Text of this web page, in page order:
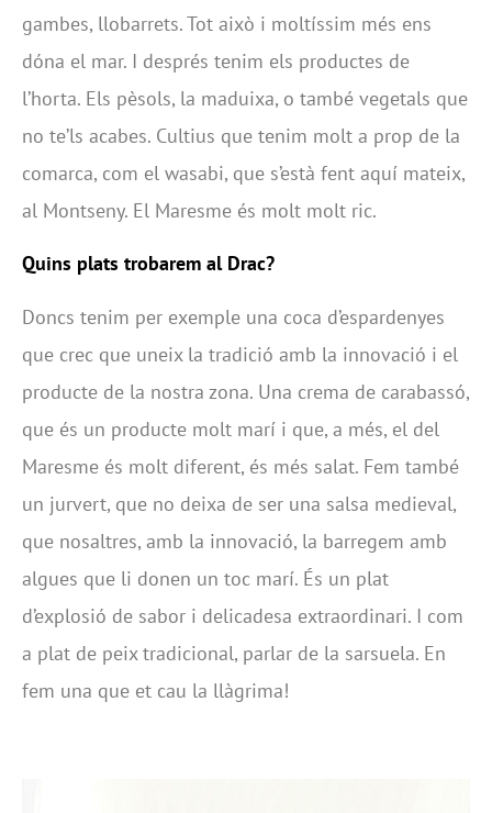
gambes, llobarrets. Tot això i moltíssim més ens
dóna el mar. I després tenim els productes de
l’horta. Els pèsols, la maduixa, o també vegetals que
no te’ls acabes. Cultius que tenim molt a prop de la
comarca, com el wasabi, que s’està fent aquí mateix,
al Montseny. El Maresme és molt molt ric.
Quins plats trobarem al Drac?
Doncs tenim per exemple una coca d’espardenyes
que crec que uneix la tradició amb la innovació i el
producte de la nostra zona. Una crema de carabassó,
que és un producte molt marí i que, a més, el del
Maresme és molt diferent, és més salat. Fem també
un jurvert, que no deixa de ser una salsa medieval,
que nosaltres, amb la innovació, la barregem amb
algues que li donen un toc marí. És un plat
d’explosió de sabor i delicadesa extraordinari. I com
a plat de peix tradicional, parlar de la sarsuela. En
fem una que et cau la llàgrima!